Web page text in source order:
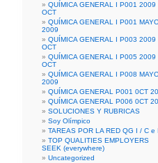
QUÍMICA GENERAL I P001 2009
OCT
QUÍMICA GENERAL I P001
2009
QUÍMICA GENERAL I P003 2009
OCT
QUÍMICA GENERAL I P005 2009
OCT
QUÍMICA GENERAL I P008
2009
QUÍMICA GENERAL P001 0CT
QUÍMICA GENERAL P006 0CT
SOLUCIONES Y RUBRICAS
Soy Olímpico
TAREAS POR LA RED QG I / C e I
TOP QUALITIES EMPLOYERS
SEEK (everywhere)
Uncategorized